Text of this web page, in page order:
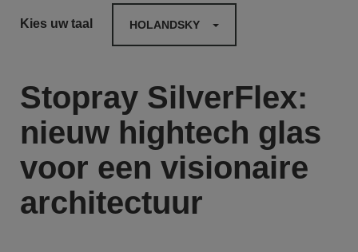
Kies uw taal HOLANDSKY
Stopray SilverFlex:
nieuw hightech glas
voor een visionaire
architectuur